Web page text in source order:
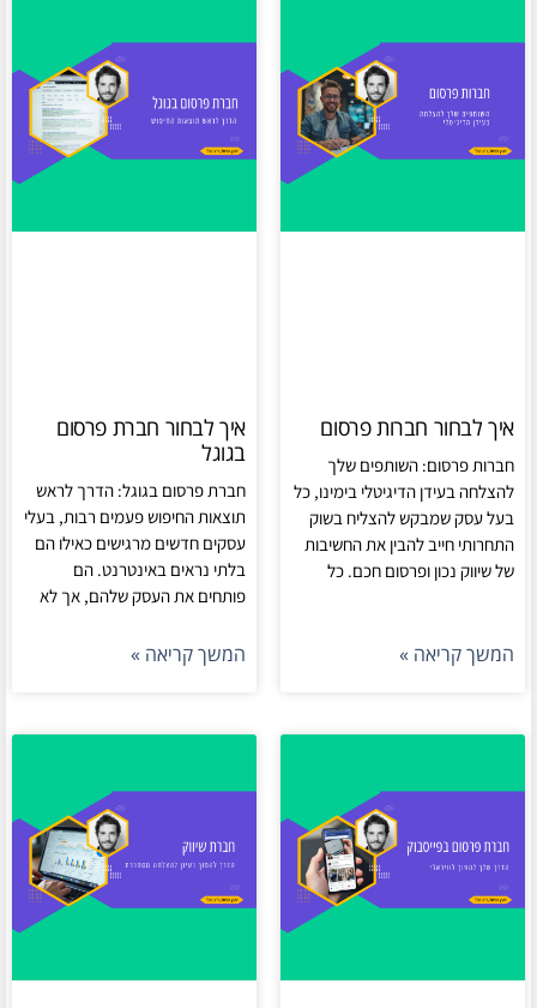
איך לבחור חברות פרסום
חברות פרסום: השותפים שלך
להצלחה בעידן הדיגיטלי בימינו, כל
בעל עסק שמבקש להצליח בשוק
התחרותי חייב להבין את החשיבות
של שיווק נכון ופרסום חכם. כל
המשך קריאה »
איך לבחור חברת פרסום
בגוגל
חברת פרסום בגוגל: הדרך לראש
תוצאות החיפוש פעמים רבות, בעלי
עסקים חדשים מרגישים כאילו הם
בלתי נראים באינטרנט. הם
פותחים את העסק שלהם, אך לא
המשך קריאה »